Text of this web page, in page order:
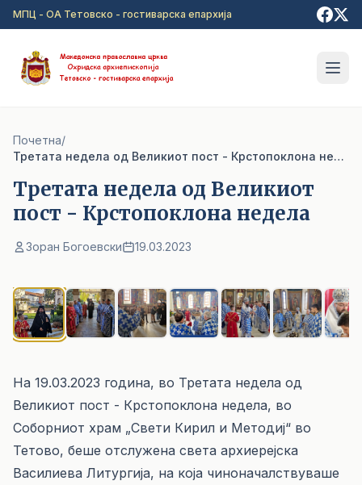
Прејди на главна содржина
МПЦ - ОА Тетовско - гостиварска епархија
Почетна/
Третата недела од Великиот пост - Крстопоклона недела
Третата недела од Великиот
пост - Крстопоклона недела
Зоран Богоевски 19.03.2023
На 19.03.2023 година, во Третата недела од
Великиот пост - Крстопоклона недела, во
Соборниот храм „Свети Кирил и Методиј“ во
Тетово, беше отслужена света архиерејска
Василиева Литургија, на која чиноначалствуваше